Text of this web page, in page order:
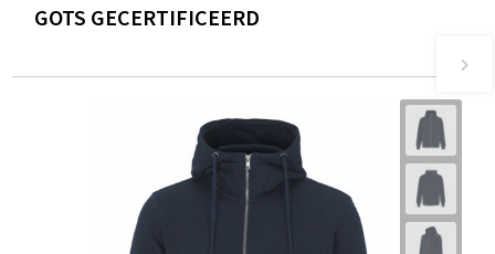
GOTS GECERTIFICEERD